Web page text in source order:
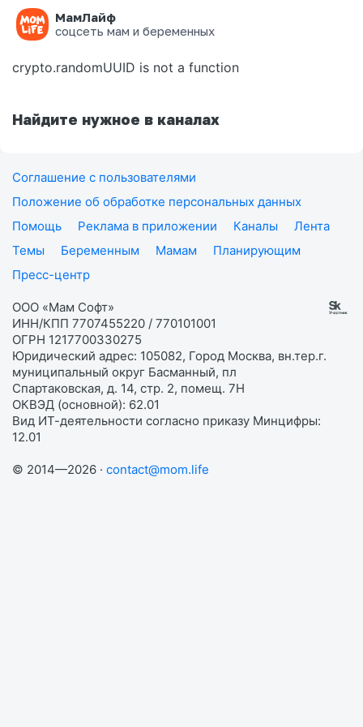
МамЛайф
соцсеть мам и беременных
Ошибка на странице
crypto.randomUUID is not a function
Найдите нужное в каналах
Соглашение с пользователями
Положение об обработке персональных данных
Помощь
Реклама в приложении Каналы
Лента
Темы
Беременным Мамам
Планирующим
Пресс-центр
ООО «Мам Софт»
ИНН/КПП 7707455220 / 770101001
ОГРН 1217700330275
Юридический адрес: 105082, Город Москва, вн.тер.г.
муниципальный округ Басманный, пл
Спартаковская, д. 14, стр. 2, помещ. 7Н
ОКВЭД (основной): 62.01
Вид ИТ-деятельности согласно приказу Минцифры:
12.01
© 2014—2026 · contact@mom.life